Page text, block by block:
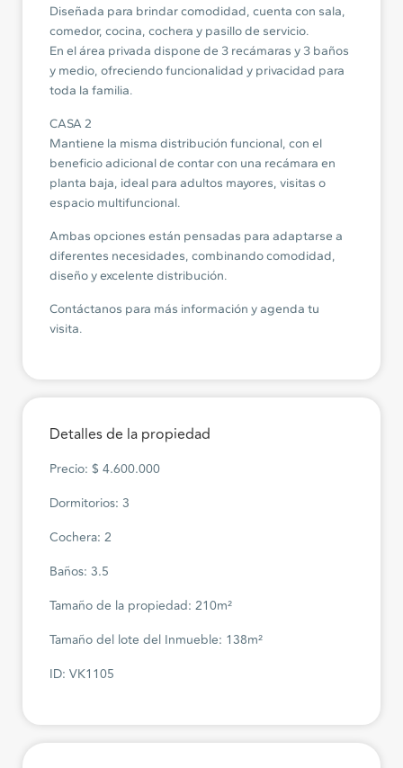
Diseñada para brindar comodidad, cuenta con sala,
comedor, cocina, cochera y pasillo de servicio.
En el área privada dispone de 3 recámaras y 3 baños
y medio, ofreciendo funcionalidad y privacidad para
toda la familia.
CASA 2
Mantiene la misma distribución funcional, con el
beneficio adicional de contar con una recámara en
planta baja, ideal para adultos mayores, visitas o
espacio multifuncional.
Ambas opciones están pensadas para adaptarse a
diferentes necesidades, combinando comodidad,
diseño y excelente distribución.
Contáctanos para más información y agenda tu
visita.
Detalles de la propiedad
Precio: $ 4.600.000
Dormitorios: 3
Cochera: 2
Baños: 3.5
Tamaño de la propiedad: 210m²
Tamaño del lote del Inmueble: 138m²
ID: VK1105